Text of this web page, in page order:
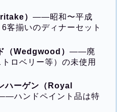
）——昭和〜平成
客揃いのディナーセット
（Wedgwood）——廃
ロベリー等）の未使用
ハーゲン（Royal
ハンドペイント品は特